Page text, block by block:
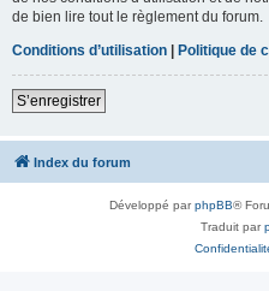
de bien lire tout le règlement du forum.
Conditions d’utilisation | Politique de
S’enregistrer
Index du forum
Développé parphpBB®
Traduit par